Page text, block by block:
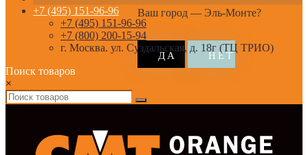
Ваш город — Эль-Монте?
+7 (495) 151-96-96
+7 (495) 151-96-96
+7 (800) 200-15-94
г. Москва. ул. Суздальская, д. 18г (ТЦ ТРИО)
Поиск товаров
×